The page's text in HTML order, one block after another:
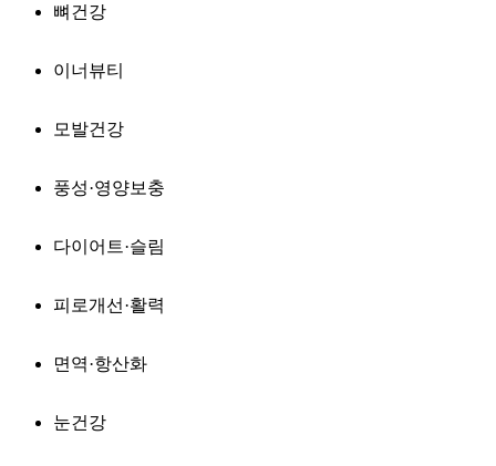
뼈건강
이너뷰티
모발건강
풍성·영양보충
다이어트·슬림
피로개선·활력
면역·항산화
눈건강